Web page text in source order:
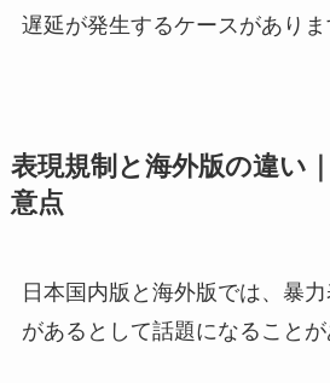
遅延が発生するケースがありま
表現規制と海外版の違い
意点
日本国内版と海外版では、暴
があるとして話題になることが